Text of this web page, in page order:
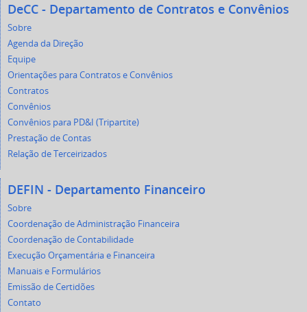
DeCC - Departamento de Contratos e Convênios
Sobre
Agenda da Direção
Equipe
Orientações para Contratos e Convênios
Contratos
Convênios
Convênios para PD&I (Tripartite)
Prestação de Contas
Relação de Terceirizados
DEFIN - Departamento Financeiro
Sobre
Coordenação de Administração Financeira
Coordenação de Contabilidade
Execução Orçamentária e Financeira
Manuais e Formulários
Emissão de Certidões
Contato